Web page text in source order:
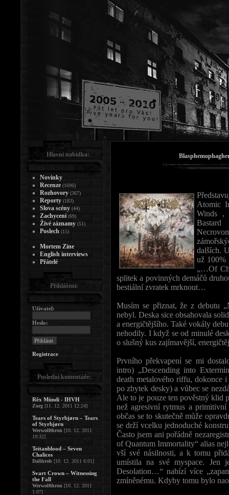
Atomic
Winds ,
dalších.
už 100%
„…Of
splitek a povinných demáčů
bestiální zvratek mrknout…
Musím se přiznat, že z debutu
nebyl. Deska sice obsahovala
a energičtějšího. Také vokály
nehodily. I když se od minulé
o slušný kus zajímavější,
Prvního překvapení se mi
intro) „Descending into
death metalového riffu, dokonce
po zbytek desky) a vůbec se
Ale to je pouze ten pověstný klid
než agresivní rytmus a
občas se to skutečně může
se drží vcelku jednoduché
Často jsem ani pořádně
of Quantum Immortality“ alias
vší své násilnosti, a k tomu
umístila na své myspace.
Desolation…“ nabízí více
zmíněnému. Kdyby tomu bylo
Hlavní nabídka:
Novinky
Recenze (1696)
Rozhovory (367)
Reporty (183)
Slova scény (44)
Zachycení (69)
Živé záznamy (51)
Poslech (15)
Mortem Zine
English interviews
Přátelé
Přihlášení:
Uživatel:
Heslo:
Registrace
Poslední komentáře:
Rêx Mündi - IHVH
Zorg [11. 12. 2011 12:24]
Tears of Styrbjørn – Tears
of Styrbjørn
Werwolfthron [10. 12. 2011
19:32]
Teitanblood – Seven
Chalices
Dalihrob [10. 12. 2011 6:01]
Svart Crown – Witnessing
the Fall
Werwolfthron [10. 12. 2011
1:07]